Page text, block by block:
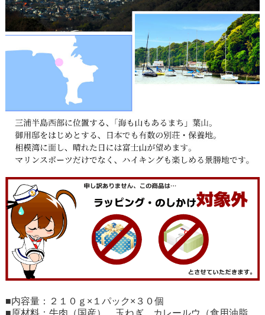
■内容量：２１０ｇ×１パック×３０個
■原材料：牛肉（国産）、玉ねぎ、カレールウ（食用油脂、